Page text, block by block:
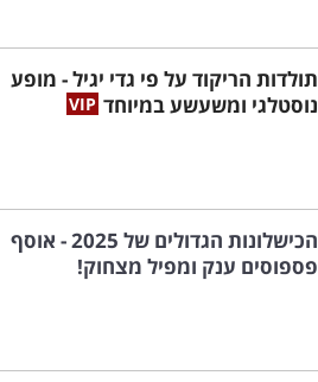
תולדות הריקוד על פי גדי יגיל - מופע
נוסטלגי ומשעשע במיוחד
הכישלונות הגדולים של 2025 - אוסף
פספוסים ענק ומפיל מצחוק!